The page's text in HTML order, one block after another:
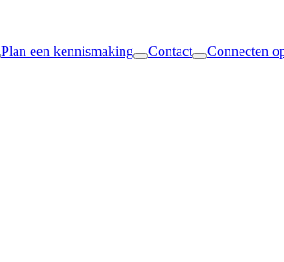
Plan een kennismaking Contact Connecten